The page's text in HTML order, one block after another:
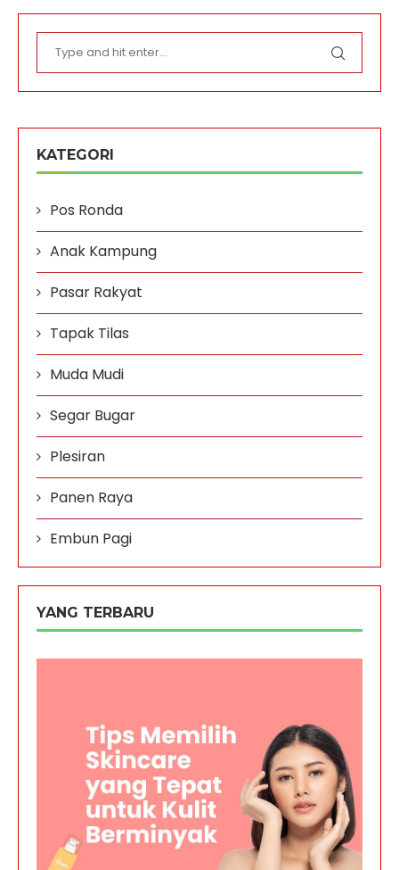
KATEGORI
Pos Ronda
Anak Kampung
Pasar Rakyat
Tapak Tilas
Muda Mudi
Segar Bugar
Plesiran
Panen Raya
Embun Pagi
YANG TERBARU